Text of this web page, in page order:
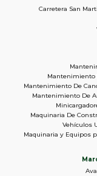
Mantenimiento
Mantenimiento De
Mantenimiento De
Maquinaria De
Vehículos
Maquinaria y Equipos
Carretera San